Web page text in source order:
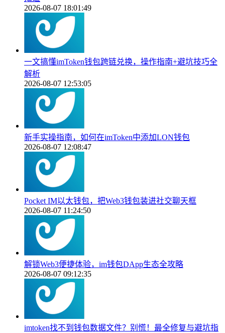
2026-08-07 18:01:49
一文搞懂imToken钱包跨链兑换，操作指南+避坑技巧全
解析
2026-08-07 12:53:05
新手实操指南，如何在imToken中添加LON钱包
2026-08-07 12:08:47
Pocket IM以太钱包，把Web3钱包装进社交聊天框
2026-08-07 11:24:50
解锁Web3便捷体验，im钱包DApp生态全攻略
2026-08-07 09:12:35
imtoken找不到钱包数据文件？别慌！最全修复与避坑指